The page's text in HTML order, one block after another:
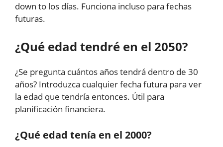
down to los días. Funciona incluso para fechas
futuras.
¿Qué edad tendré en el 2050?
¿Se pregunta cuántos años tendrá dentro de 30
años? Introduzca cualquier fecha futura para ver
la edad que tendría entonces. Útil para
planificación financiera.
¿Qué edad tenía en el 2000?